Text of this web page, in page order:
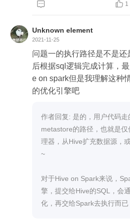
  1
Unknown element
2021-11-25
问题一的执行路径是不是还
后根据sql逻辑完成计算，
e on spark但是我理解这种
的优化引擎吧
作者回复: 是的，用户代码
metastore的路径，也就是
理器，从Hive扩充数据源，
~
对于Hive on Spark来说，
擎，提交给Hive的SQL，会
化，再交给Spark去执行而已